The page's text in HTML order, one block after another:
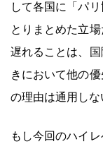
して各国に「パ
とりまとめた立
遅れることは、
きにおいて他の
の理由は通用しな
もし今回のハイ